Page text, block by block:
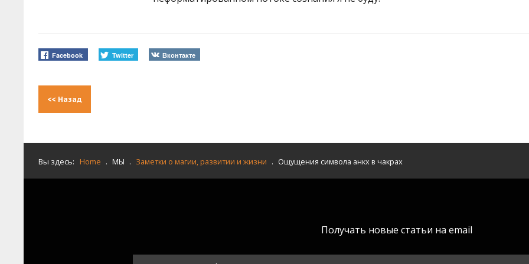
Facebook Twitter Вконтакте
<< Назад
Вы здесь: Home . МЫ . Заметки о магии, развитии и жизни . Ощущения символа анкх в чакрах
Получать новые статьи на email